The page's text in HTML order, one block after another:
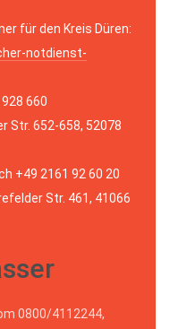
für den Kreis Düren:
notdienst-
660
Str. 652-658, 52078
+49 2161 92 60 20
Str. 461, 41066
0800/4112244,